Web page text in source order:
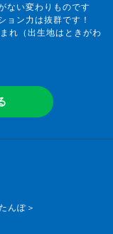
ない変わりものです
ョン力は抜群です！
れ（出生地はときがわ
んぽ＞